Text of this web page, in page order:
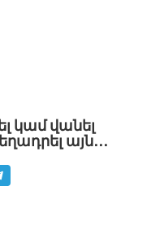
կամ վանել
այն․․․